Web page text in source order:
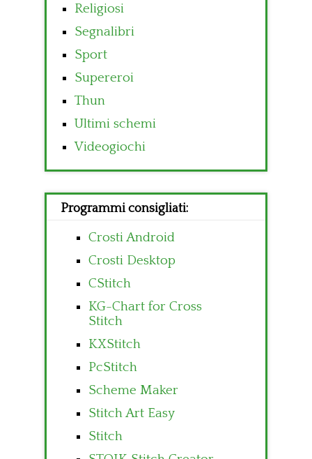
Religiosi
Segnalibri
Sport
Supereroi
Thun
Ultimi schemi
Videogiochi
Programmi consigliati:
Crosti Android
Crosti Desktop
CStitch
KG-Chart for Cross
Stitch
KXStitch
PcStitch
Scheme Maker
Stitch Art Easy
Stitch